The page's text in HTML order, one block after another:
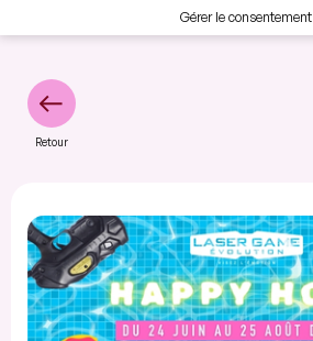
Gérer le consentement
Retour